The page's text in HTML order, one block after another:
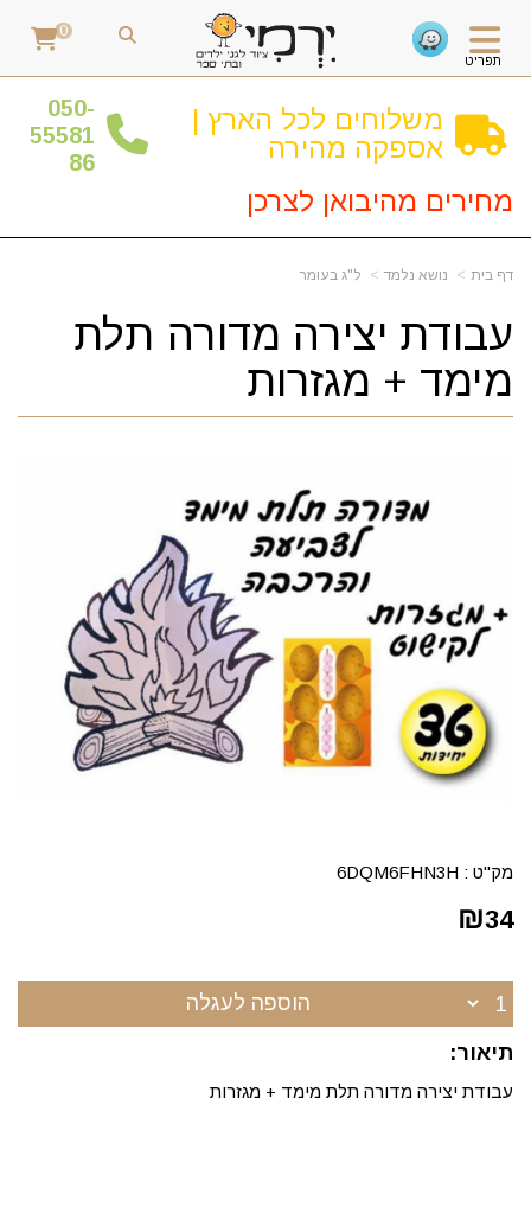
תפריט
0
משלוחים לכל הארץ |
אספקה מהירה
050-
55581
86
מחירים מהיבואן לצרכן
דף בית נושא נלמד ל"ג בעומר
עבודת יצירה מדורה תלת
מימד + מגזרות
מק"ט : 6DQM6FHN3H
₪34
הוספה לעגלה
תיאור:
עבודת יצירה מדורה תלת מימד + מגזרות